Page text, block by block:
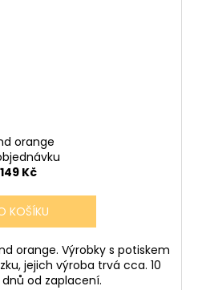
orange
149 Kč
KOŠÍKU
orange. Výrobky s potiskem
jejich výroba trvá cca. 10
od zaplacení.